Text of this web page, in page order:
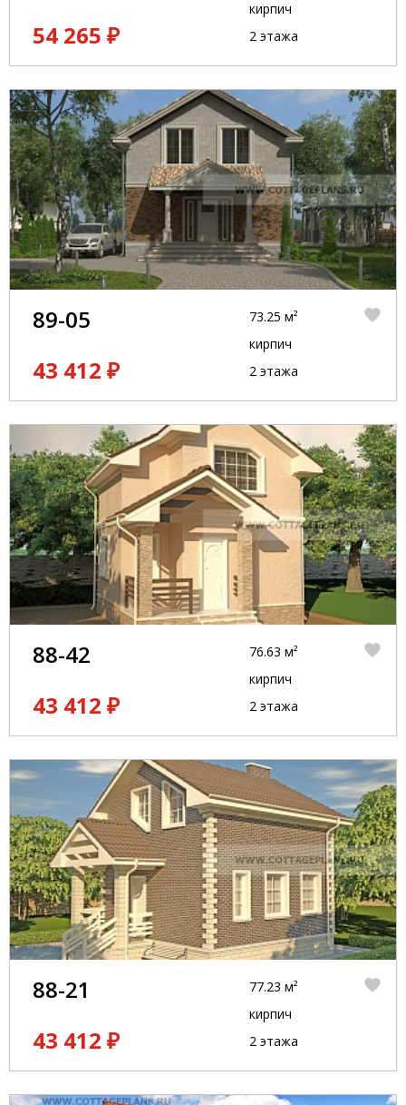
54 265 ₽
кирпич
2 этажа
89-05
43 412 ₽
73.25 м²
кирпич
2 этажа
88-42
43 412 ₽
76.63 м²
кирпич
2 этажа
88-21
43 412 ₽
77.23 м²
кирпич
2 этажа